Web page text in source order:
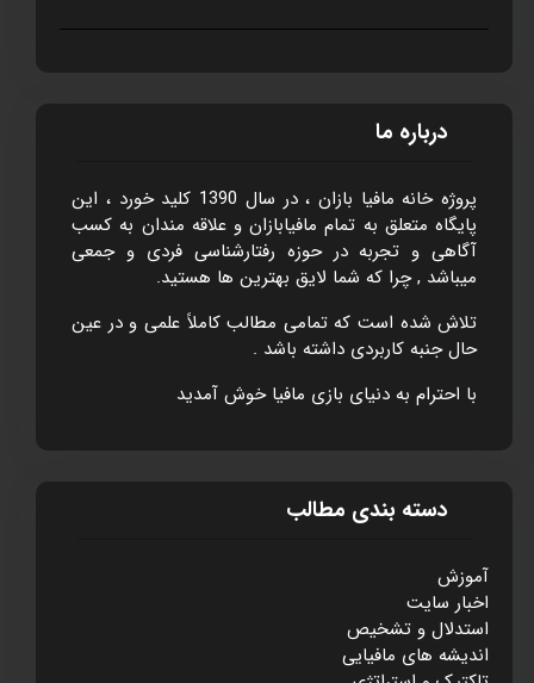
درباره ما
پروژه خانه مافيا بازان ، در سال 1390 کليد خورد ، اين
پايگاه متعلق به تمام مافيابازان و علاقه مندان به کسب
آگاهی و تجربه در حوزه رفتارشناسی فردی و جمعی
ميباشد , چرا که شما لايق بهترين ها هستيد.
تلاش شده است که تمامی مطالب کاملاً علمی و در عين
حال جنبه کاربردی داشته باشد .
با احترام به دنيای بازی مافيا خوش آمديد
دسته بندی مطالب
آموزش
اخبار سایت
استدلال و تشخيص
انديشه های مافيايی